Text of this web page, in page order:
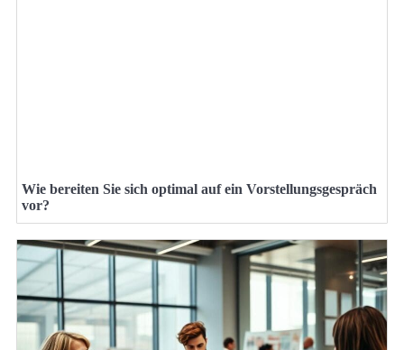
Wie bereiten Sie sich optimal auf ein Vorstellungsgespräch
vor?